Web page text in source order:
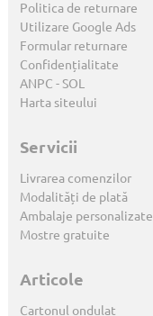
Politica de returnare
Utilizare Google Ads
Formular returnare
Confidențialitate
ANPC -SOL
Harta siteului
Servicii
Livrarea comenzilor
Modalități de plată
Ambalaje personalizate
Mostre gratuite
Articole
Cartonul ondulat